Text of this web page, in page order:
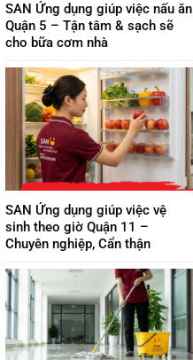
SAN Ứng dụng giúp việc nấu ăn
Quận 5 – Tận tâm & sạch sẽ
cho bữa cơm nhà
SAN Ứng dụng giúp việc vệ
sinh theo giờ Quận 11 –
Chuyên nghiệp, Cẩn thận